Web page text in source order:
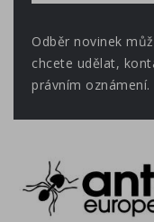
Odběr novinek
chcete udělat,
právním oznámení.